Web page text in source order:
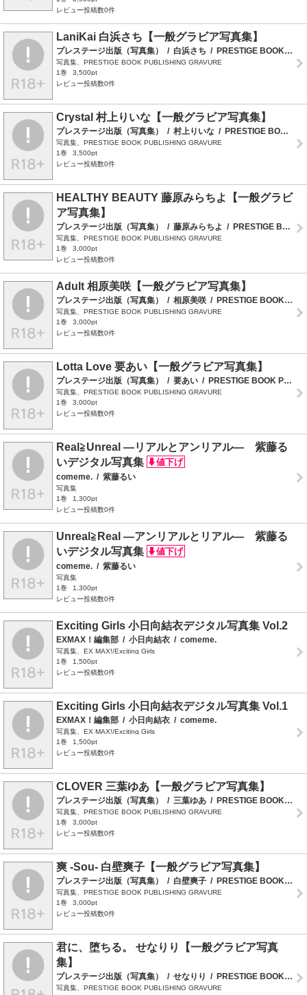
レビュー投稿数0件
LaniKai 白浜さち【一般グラビア写真集】
プレステージ出版（写真集） / 白浜さち / PRESTIGE BOOK PUBLISHING GRAVURE
写真集、PRESTIGE BOOK PUBLISHING GRAVURE
1巻
3,500pt
レビュー投稿数0件
Crystal 村上りいな【一般グラビア写真集】
プレステージ出版（写真集） / 村上りいな / PRESTIGE BOOK PUBLISHING GRAVURE
写真集、PRESTIGE BOOK PUBLISHING GRAVURE
1巻
3,500pt
レビュー投稿数0件
HEALTHY BEAUTY 藤原みらちよ【一般グラビ
ア写真集】
プレステージ出版（写真集） / 藤原みらちよ / PRESTIGE BOOK PUBLISHING GRAVURE
写真集、PRESTIGE BOOK PUBLISHING GRAVURE
1巻
3,000pt
レビュー投稿数0件
Adult 相原美咲【一般グラビア写真集】
プレステージ出版（写真集） / 相原美咲 / PRESTIGE BOOK PUBLISHING GRAVURE
写真集、PRESTIGE BOOK PUBLISHING GRAVURE
1巻
3,000pt
レビュー投稿数0件
Lotta Love 要あい【一般グラビア写真集】
プレステージ出版（写真集） / 要あい / PRESTIGE BOOK PUBLISHING GRAVURE
写真集、PRESTIGE BOOK PUBLISHING GRAVURE
1巻
3,000pt
レビュー投稿数0件
Real≧Unreal ―リアルとアンリアル― 紫藤る
いデジタル写真集
comeme. / 紫藤るい
写真集
1巻
1,300pt
レビュー投稿数0件
Unreal≧Real ―アンリアルとリアル― 紫藤る
いデジタル写真集
comeme. / 紫藤るい
写真集
1巻
1,300pt
レビュー投稿数0件
Exciting Girls 小日向結衣デジタル写真集 Vol.2
EXMAX！編集部 / 小日向結衣 / comeme.
写真集、EX MAX!/Exciting Girls
1巻
1,500pt
レビュー投稿数0件
Exciting Girls 小日向結衣デジタル写真集 Vol.1
EXMAX！編集部 / 小日向結衣 / comeme.
写真集、EX MAX!/Exciting Girls
1巻
1,500pt
レビュー投稿数0件
CLOVER 三葉ゆあ【一般グラビア写真集】
プレステージ出版（写真集） / 三葉ゆあ / PRESTIGE BOOK PUBLISHING GRAVURE
写真集、PRESTIGE BOOK PUBLISHING GRAVURE
1巻
3,000pt
レビュー投稿数0件
爽 -Sou- 白壁爽子【一般グラビア写真集】
プレステージ出版（写真集） / 白壁爽子 / PRESTIGE BOOK PUBLISHING GRAVURE
写真集、PRESTIGE BOOK PUBLISHING GRAVURE
1巻
3,000pt
レビュー投稿数0件
君に、堕ちる。 せなりり【一般グラビア写真
集】
プレステージ出版（写真集） / せなりり / PRESTIGE BOOK PUBLISHING GRAVURE
写真集、PRESTIGE BOOK PUBLISHING GRAVURE